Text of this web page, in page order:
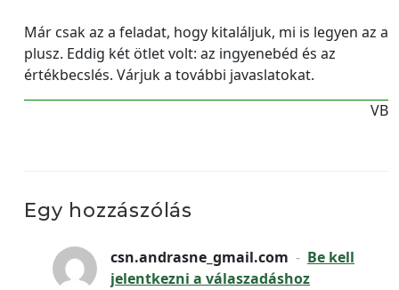
Már csak az a feladat, hogy kitaláljuk, mi is legyen az a
plusz. Eddig két ötlet volt: az ingyenebéd és az
értékbecslés. Várjuk a további javaslatokat.
VB
Egy hozzászólás
csn.andrasne_gmail.com - Be kell
jelentkezni a válaszadáshoz